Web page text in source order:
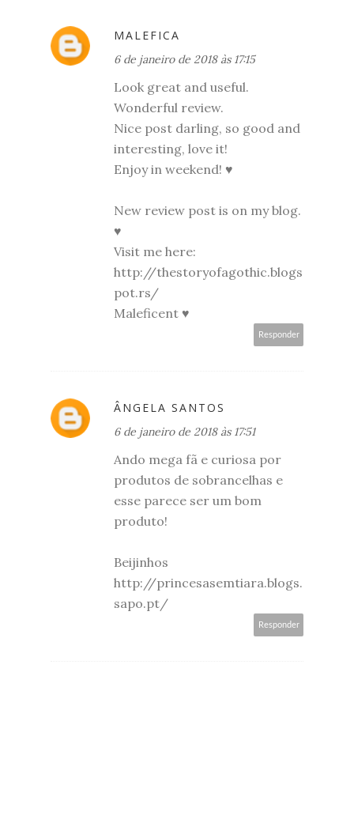
MALEFICA
6 de janeiro de 2018 às 17:15
Look great and useful.
Wonderful review.
Nice post darling, so good and
interesting, love it!
Enjoy in weekend! ♥
New review post is on my blog.
♥
Visit me here:
http://thestoryofagothic.blogs
pot.rs/
Maleficent ♥
Responder
ÂNGELA SANTOS
6 de janeiro de 2018 às 17:51
Ando mega fã e curiosa por
produtos de sobrancelhas e
esse parece ser um bom
produto!
Beijinhos
http://princesasemtiara.blogs.
sapo.pt/
Responder